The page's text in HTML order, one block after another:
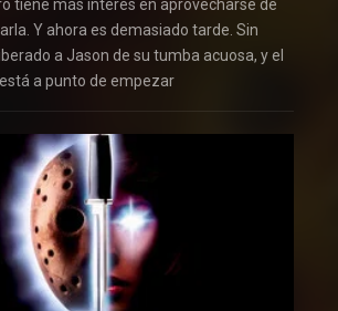
tiene más interés en aprovecharse de
Y ahora es demasiado tarde. Sin
a Jason de su tumba acuosa, y el
a punto de empezar